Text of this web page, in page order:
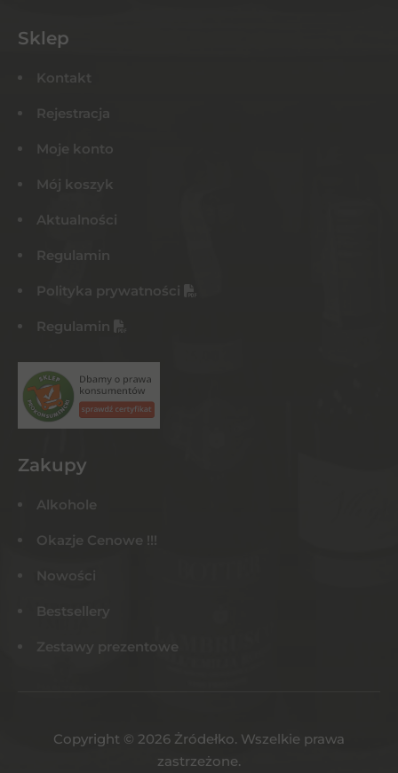
Sklep
Kontakt
Rejestracja
Moje konto
Mój koszyk
Aktualności
Regulamin
Polityka prywatności
Regulamin
Zakupy
Alkohole
Okazje Cenowe !!!
Nowości
Bestsellery
Zestawy prezentowe
Copyright © 2026 Żródełko. Wszelkie prawa
zastrzeżone.